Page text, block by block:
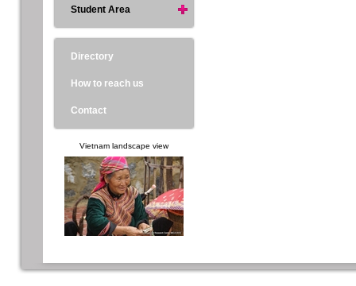
Student Area
Directory
How to reach us
Contact
Vietnam landscape view